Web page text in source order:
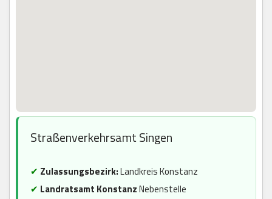
Straßenverkehrsamt Singen
✔ Zulassungsbezirk:Landkreis Konstanz
✔ Landratsamt KonstanzNebenstelle